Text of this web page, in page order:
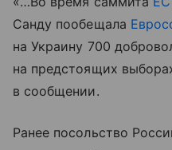
Санду пообещала
на Украину 700
на предстоящих
в сообщении.
Ранее посольство